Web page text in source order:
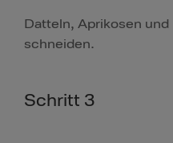
Datteln, Aprikosen und
schneiden.
Schritt 3